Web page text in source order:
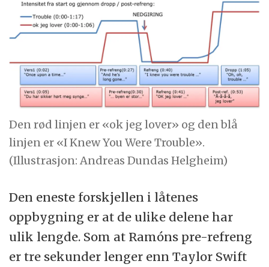
Den rød linjen er «ok jeg lover» og den blå
linjen er «I Knew You Were Trouble».
(Illustrasjon: Andreas Dundas Helgheim)
Den eneste forskjellen i låtenes
oppbygning er at de ulike delene har
ulik lengde. Som at Ramóns pre-refreng
er tre sekunder lenger enn Taylor Swift